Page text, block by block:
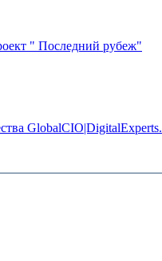
" Последний рубеж"
GlobalCIO|DigitalExperts.